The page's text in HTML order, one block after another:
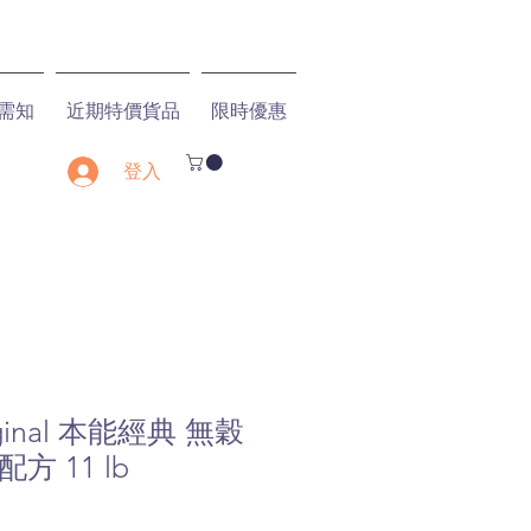
知 近期特價貨品 限時優惠
登入
本能經典 無穀
方 11 lb